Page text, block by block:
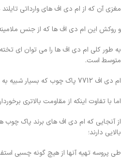
مغزی آن که از ام دی اف های وارداتی
و روکش این ام دی اف ها که از جنس
به طور کلی ام دی اف ها را می توان ای
متوسط است.
ام دی اف 7712 پاک چوب که بسیار شبیه به تخته نئوپان میباشد ؛
اما با تفاوت اینکه از مقاومت بالاتری
از آنجایی که ام دی اف های برند پاک چوب
بالایی دارند؛
طی پروسه تهیه آنها از هیچ گونه چسبی